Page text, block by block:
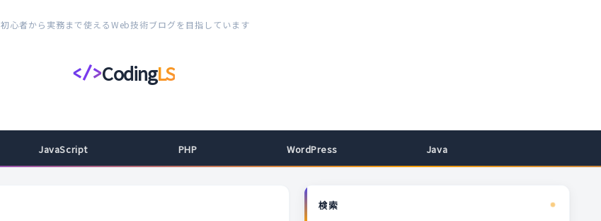
初心者から実務まで使えるWeb技術ブログを目指しています
</>CodingLS
コ
ィ
JavaScript PHP WordPress Java
検索